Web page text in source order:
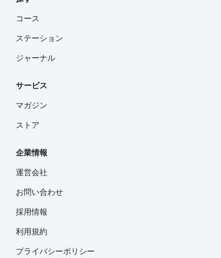
コース
ステーション
ジャーナル
サービス
マガジン
ストア
企業情報
運営会社
お問い合わせ
採用情報
利用規約
プライバシーポリシー